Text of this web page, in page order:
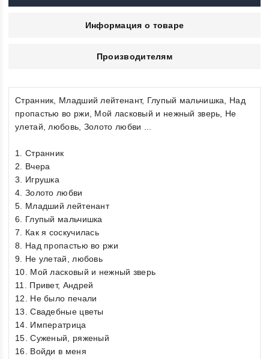
Информация о товаре
Производителям
Странник, Младший лейтенант, Глупый мальчишка, Над
пропастью во ржи, Мой ласковый и нежный зверь, Не
улетай, любовь, Золото любви ...
1. Странник
2. Вчера
3. Игрушка
4. Золото любви
5. Младший лейтенант
6. Глупый мальчишка
7. Как я соскучилась
8. Над пропастью во ржи
9. Не улетай, любовь
10. Мой ласковый и нежный зверь
11. Привет, Андрей
12. Не было печали
13. Свадебные цветы
14. Императрица
15. Суженый, ряженый
16. Войди в меня